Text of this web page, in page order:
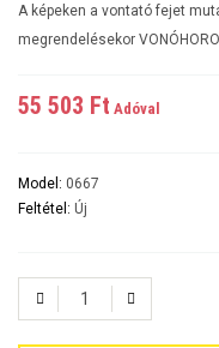
A képeken a vontató fejet
megrendelésekor
55 503 Ft‎ Adóval
Model: 0667
Feltétel: Új